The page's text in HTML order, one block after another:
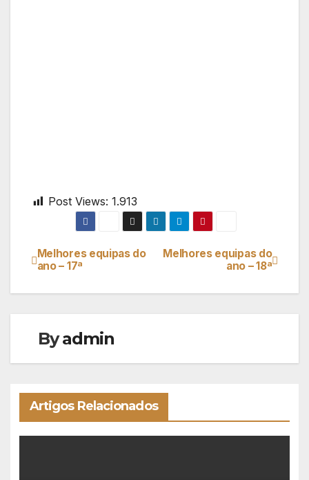
Post Views: 1.913
Navegação
de
Melhores equipas do
ano – 18ª
Melhores equipas do
ano – 17ª
Byadmin
Artigos Relacionados